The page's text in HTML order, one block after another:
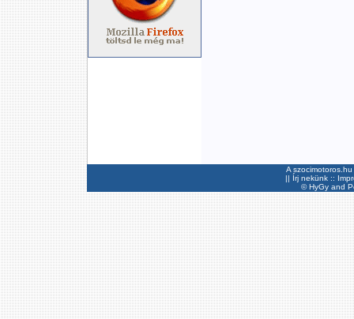
A
|| Írj nekünk ::
©HyGyand